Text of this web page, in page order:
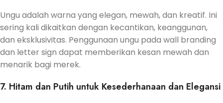
Ungu adalah warna yang elegan, mewah, dan kreatif. Ini
sering kali dikaitkan dengan kecantikan, keanggunan,
dan eksklusivitas. Penggunaan ungu pada wall branding
dan letter sign dapat memberikan kesan mewah dan
menarik bagi merek.
7. Hitam dan Putih untuk Kesederhanaan dan Elegansi